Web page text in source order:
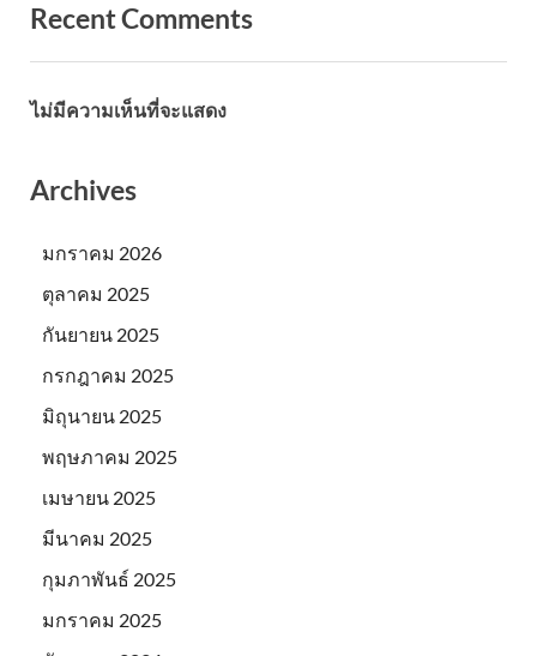
Recent Comments
ไม่มีความเห็นที่จะแสดง
Archives
มกราคม 2026
ตุลาคม 2025
กันยายน 2025
กรกฎาคม 2025
มิถุนายน 2025
พฤษภาคม 2025
เมษายน 2025
มีนาคม 2025
กุมภาพันธ์ 2025
มกราคม 2025